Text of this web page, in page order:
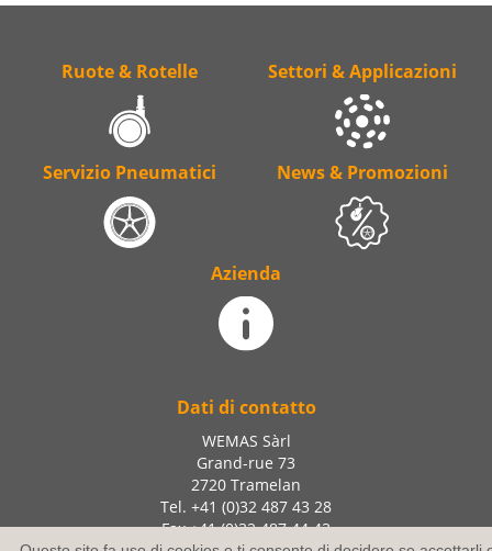
Ruote & Rotelle Settori & Applicazioni
Servizio Pneumatici News & Promozioni
Azienda
Dati di contatto
WEMAS Sàrl
Grand-rue 73
2720 Tramelan
Tel. +41 (0)32 487 43 28
Fax +41 (0)32 487 44 43